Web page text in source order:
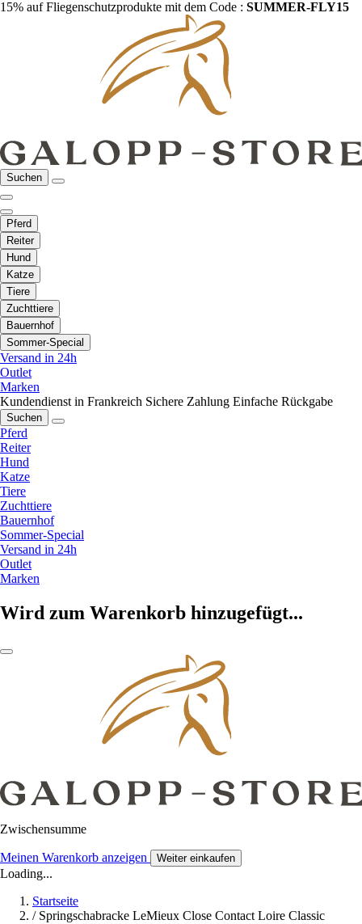
15% auf Fliegenschutzprodukte mit dem Code : SUMMER-FLY15
Suchen
Pferd
Reiter
Hund
Katze
Tiere
Zuchttiere
Bauernhof
Sommer-Special
Versand in 24h
Outlet
Marken
Kundendienst in Frankreich Sichere Zahlung Einfache Rückgabe
Suchen
Pferd
Reiter
Hund
Katze
Tiere
Zuchttiere
Bauernhof
Sommer-Special
Versand in 24h
Outlet
Marken
Wird zum Warenkorb hinzugefügt...
Zwischensumme
Meinen Warenkorb anzeigen Weiter einkaufen
Loading...
Startseite
/ Springschabracke LeMieux Close Contact Loire Classic